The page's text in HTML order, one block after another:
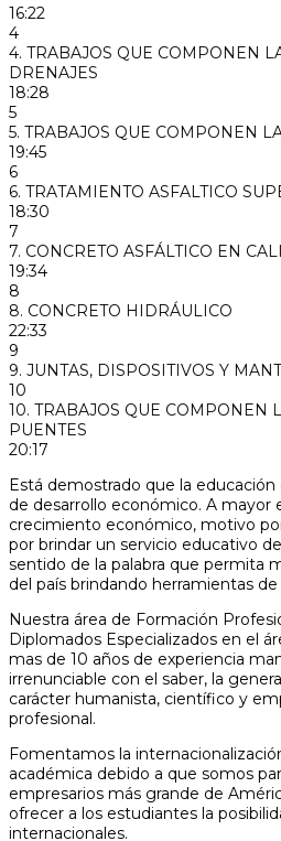
16:22
4
4. TRABAJOS QUE COMPONEN
DRENAJES
18:28
5
5. TRABAJOS QUE COMPONEN
19:45
6
6. TRATAMIENTO ASFALTICO
18:30
7
7. CONCRETO ASFÁLTICO EN
19:34
8
8. CONCRETO HIDRÁULICO
22:33
9
9. JUNTAS, DISPOSITIVOS Y
10
10. TRABAJOS QUE COMPONEN
PUENTES
20:17
Está demostrado que la
de desarrollo económico. A mayor
crecimiento económico, motivo
por brindar un servicio educativo
sentido de la palabra que permita
del país brindando herramientas
Nuestra área de Formación
Diplomados Especializados en el
mas de 10 años de experiencia
irrenunciable con el saber, la
carácter humanista, científico y
profesional.
Fomentamos la
académica debido a que somos
empresarios más grande de
ofrecer a los estudiantes la
internacionales.